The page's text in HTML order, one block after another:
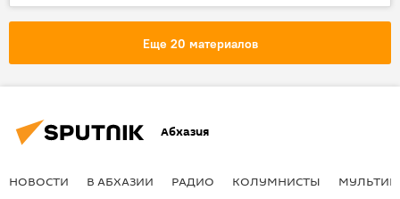
Крым
Еще 20 материалов
Абхазия
НОВОСТИ В АБХАЗИИ РАДИО КОЛУМНИСТЫ